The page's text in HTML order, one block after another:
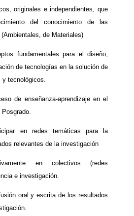
originales e independientes, que
del conocimiento de las
de Materiales)
fundamentales para el diseño,
de tecnologías en la solución de
y tecnológicos.
de enseñanza-aprendizaje en el
en redes temáticas para la
relevantes de la investigación
en colectivos (redes
e investigación.
oral y escrita de los resultados